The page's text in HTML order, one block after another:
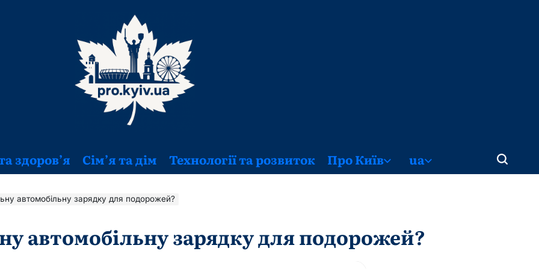
здоров’я Сім’я та дім Технології та розвиток Про Київ ua
автомобільну зарядку для подорожей?
автомобільну зарядку для подорожей?